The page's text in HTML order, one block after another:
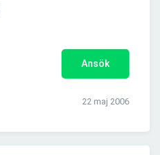
Ansök
22 maj 2006